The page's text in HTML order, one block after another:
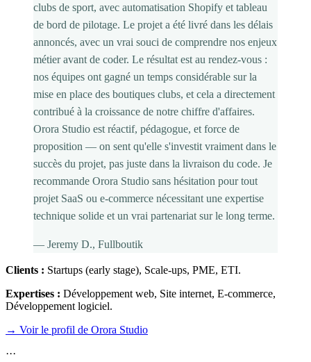
clubs de sport, avec automatisation Shopify et tableau
de bord de pilotage. Le projet a été livré dans les délais
annoncés, avec un vrai souci de comprendre nos enjeux
métier avant de coder. Le résultat est au rendez-vous :
nos équipes ont gagné un temps considérable sur la
mise en place des boutiques clubs, et cela a directement
contribué à la croissance de notre chiffre d'affaires.
Orora Studio est réactif, pédagogue, et force de
proposition — on sent qu'elle s'investit vraiment dans le
succès du projet, pas juste dans la livraison du code. Je
recommande Orora Studio sans hésitation pour tout
projet SaaS ou e-commerce nécessitant une expertise
technique solide et un vrai partenariat sur le long terme.
— Jeremy D., Fullboutik
Clients : Startups (early stage), Scale-ups, PME, ETI.
Expertises : Développement web, Site internet, E-commerce,
Développement logiciel.
→ Voir le profil de Orora Studio
···